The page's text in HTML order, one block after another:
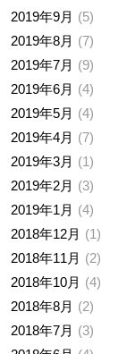
2019年9月
5
2019年8月
7
2019年7月
9
2019年6月
4
2019年5月
4
2019年4月
7
2019年3月
1
2019年2月
3
2019年1月
4
2018年12月
1
2018年11月
2
2018年10月
4
2018年8月
2
2018年7月
3